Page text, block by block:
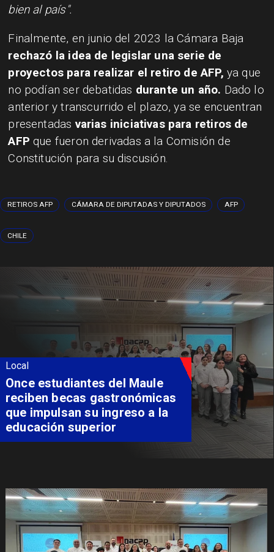
bien al país".
Finalmente, en junio del 2023 la Cámara Baja
rechazó la idea de legislar una serie de
proyectos para realizar el retiro de AFP, ya que
no podían ser debatidas durante un año. Dado lo
anterior y transcurrido el plazo, ya se encuentran
presentadas varias iniciativas para retiros de
AFPque fueron derivadas a la Comisión de
Constitución para su discusión.
RETIROS AFP CÁMARA DE DIPUTADAS Y DIPUTADOS AFP
CHILE
Local
Álvarez-Salamanca lidera la
apuesta regional para
consolidar el Paso Pehuenche
como alternativa a Los
Libertadores